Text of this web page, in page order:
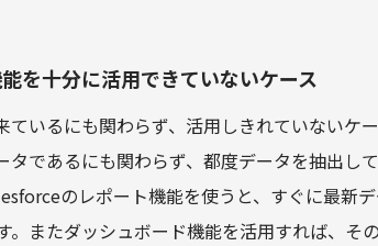
を十分に活用できていないケース
いるにも関わらず、活用しきれていないケー
であるにも関わらず、都度データを抽出し
のレポート機能を使うと、すぐに最新
。またダッシュボード機能を活用すれば、そ